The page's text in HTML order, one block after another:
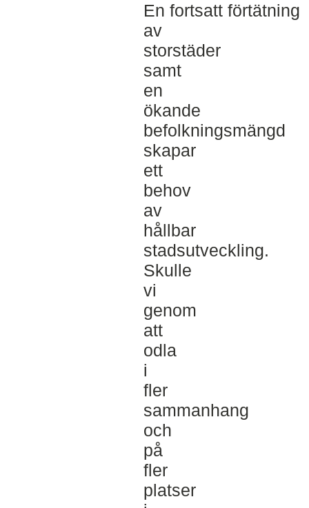
En fortsatt förtätning
av
storstäder
samt
en
ökande
befolkningsmängd
skapar
ett
behov
av
hållbar
stadsutveckling.
Skulle
vi
genom
att
odla
i
fler
sammanhang
och
på
fler
platser